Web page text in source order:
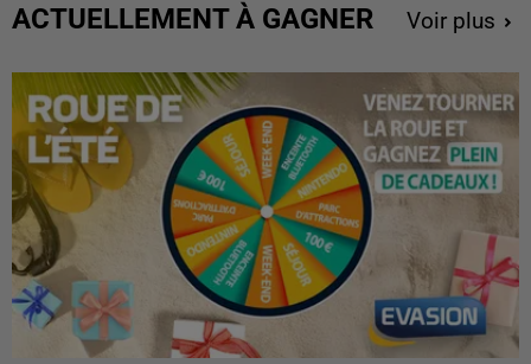
ACTUELLEMENT À GAGNER Voir plus